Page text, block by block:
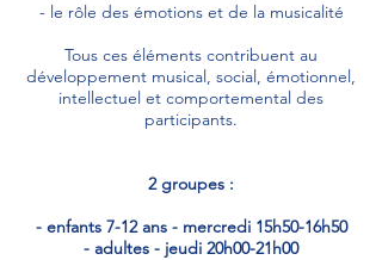
- le rôle des émotions et de la musicalité
Tous ces éléments contribuent au
développement musical, social, émotionnel,
intellectuel et comportemental des
participants.
2 groupes :
- enfants 7-12 ans - mercredi 15h50-16h50
- adultes - jeudi 20h00-21h00